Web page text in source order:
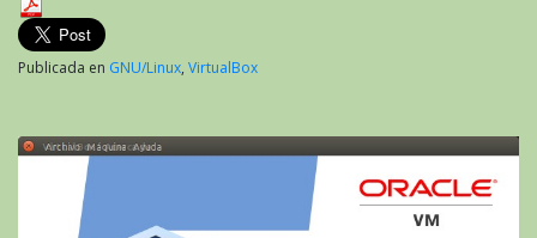
Publicada en GNU/Linux, VirtualBox